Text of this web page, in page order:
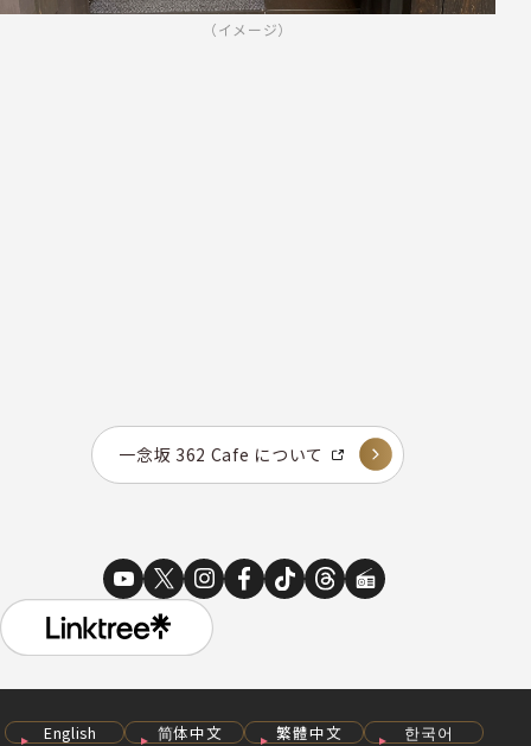
（イメージ）
一念坂 362 Cafe について
English 简体中文 繁體中文 한국어